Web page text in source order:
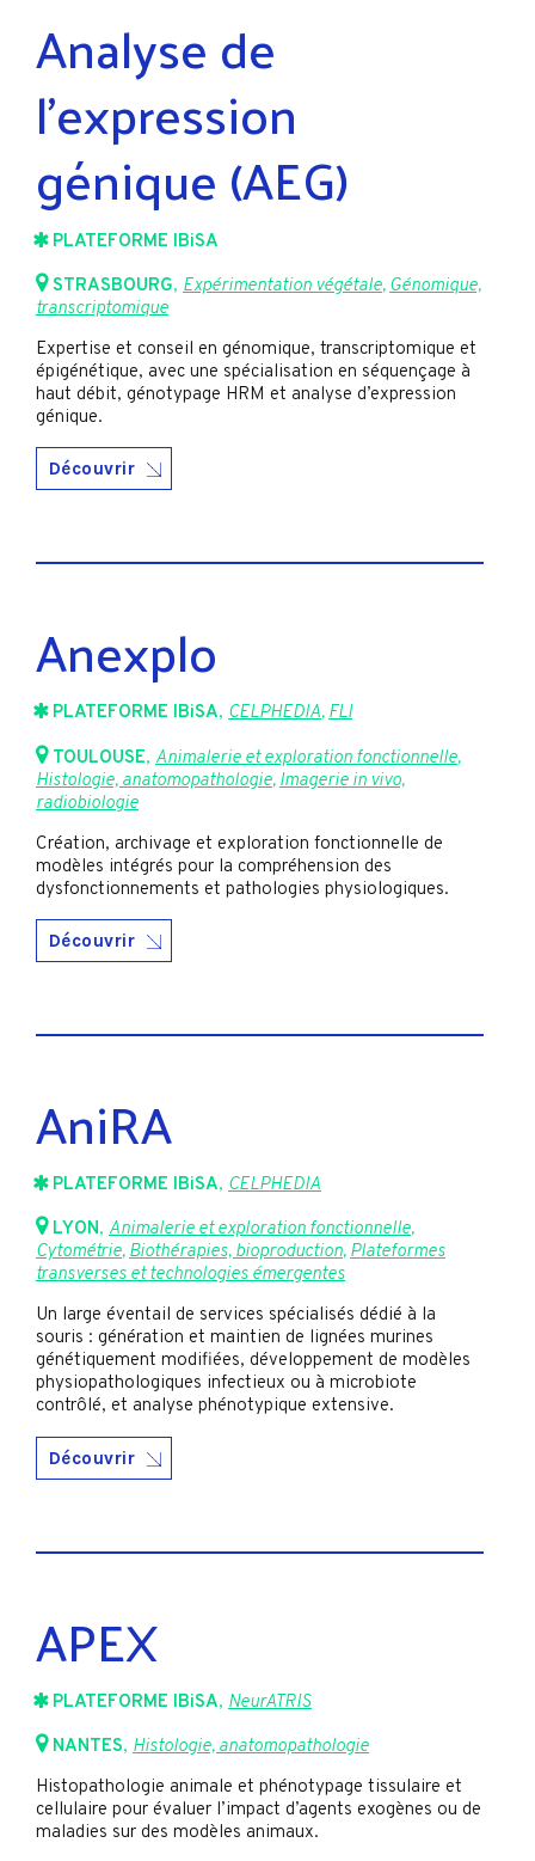
Analyse de
l’expression
génique (AEG)
PLATEFORME IBiSA
STRASBOURG, Expérimentation végétale, Génomique,
transcriptomique
Expertise et conseil en génomique, transcriptomique et
épigénétique, avec une spécialisation en séquençage à
haut débit, génotypage HRM et analyse d’expression
génique.
Découvrir
Anexplo
PLATEFORME IBiSA, CELPHEDIA,FLI
TOULOUSE, Animalerie et exploration fonctionnelle,
Histologie, anatomopathologie, Imagerie in vivo,
radiobiologie
Création, archivage et exploration fonctionnelle de
modèles intégrés pour la compréhension des
dysfonctionnements et pathologies physiologiques.
Découvrir
AniRA
PLATEFORME IBiSA, CELPHEDIA
LYON, Animalerie et exploration fonctionnelle,
Cytométrie,Biothérapies, bioproduction,Plateformes
transverses et technologies émergentes
Un large éventail de services spécialisés dédié à la
souris : génération et maintien de lignées murines
génétiquement modifiées, développement de modèles
physiopathologiques infectieux ou à microbiote
contrôlé, et analyse phénotypique extensive.
Découvrir
APEX
PLATEFORME IBiSA, NeurATRIS
NANTES, Histologie, anatomopathologie
Histopathologie animale et phénotypage tissulaire et
cellulaire pour évaluer l’impact d’agents exogènes ou de
maladies sur des modèles animaux.